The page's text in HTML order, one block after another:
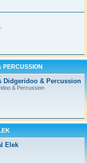
PERCUSSION
Didgeridoo & Percussion
& Percussion
Elek